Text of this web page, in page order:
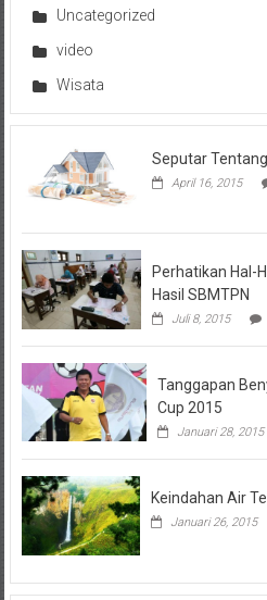
Uncategorized
video
Wisata
Seputar Tentang
April 16, 2015
Perhatikan Hal-
Hasil SBMTPN
Juli 8, 2015
Tanggapan
Cup 2015
Januari 28, 2015
Keindahan Air
Januari 26, 2015